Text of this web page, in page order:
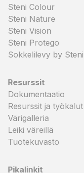
Steni Colour
Steni Nature
Steni Vision
Steni Protego
Sokkelilevy by Steni
Resurssit
Dokumentaatio
Resurssit ja työkalut
Värigalleria
Leiki väreillä
Tuotekuvasto
Pikalinkit